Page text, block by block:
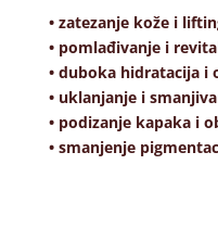
• zatezanje kože i
• pomlađivanje i
• duboka hidratacija i
• uklanjanje i
• podizanje kapaka i
• smanjenje